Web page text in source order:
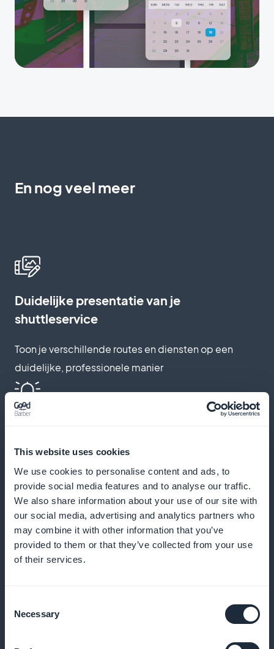
This website uses cookies
We use cookies to personalise content and ads, to
provide social media features and to analyse our traffic.
We also share information about your use of our site with
our social media, advertising and analytics partners who
may combine it with other information that you’ve
provided to them or that they’ve collected from your use
of their services.
Selection
Necessary
En nog veel meer
Duidelijke presentatie van je
shuttleservice
Toon je verschillende routes en diensten op een
duidelijke, professionele manier
Stuur herinneringen en kennisgevingen om het aantal
annuleringen te verminderen en regelmatige
boekingen aan te moedigen
en beloningen